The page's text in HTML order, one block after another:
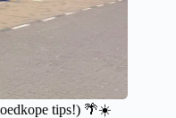
tips!) 🌴☀️